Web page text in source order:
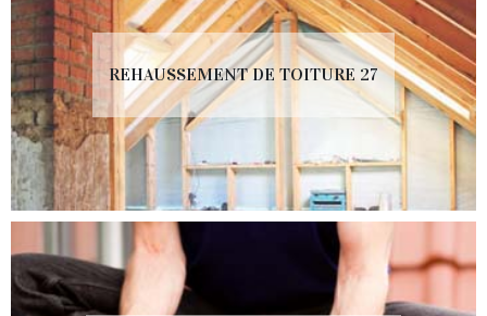
REHAUSSEMENT DE TOITURE 27